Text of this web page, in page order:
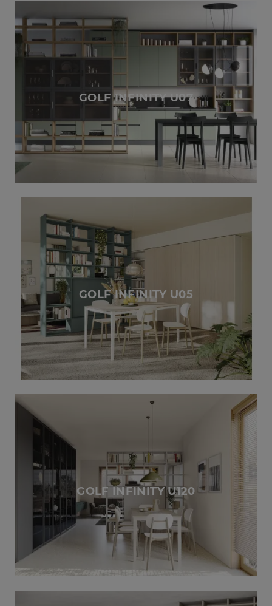
GOLF INFINITY U07
GOLF INFINITY U05
GOLF INFINITY U120